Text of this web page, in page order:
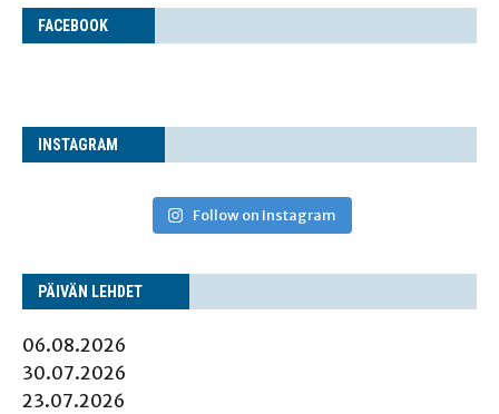
FACE­BOOK
INS­TA­GRAM
Follow on Instagram
PÄI­VÄN LEHDET
06.08.2026
30.07.2026
23.07.2026